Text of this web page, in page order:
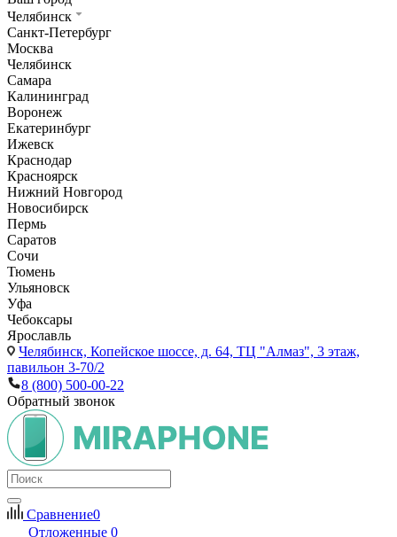
Челябинск
Санкт-Петербург
Москва
Челябинск
Самара
Калининград
Воронеж
Екатеринбург
Ижевск
Краснодар
Красноярск
Нижний Новгород
Новосибирск
Пермь
Саратов
Сочи
Тюмень
Ульяновск
Уфа
Чебоксары
Ярославль
Челябинск, Копейское шоссе, д. 64, ТЦ "Алмаз", 3 этаж,
павильон 3-70/2
8 (800) 500-00-22
Обратный звонок
Сравнение0
Отложенные 0